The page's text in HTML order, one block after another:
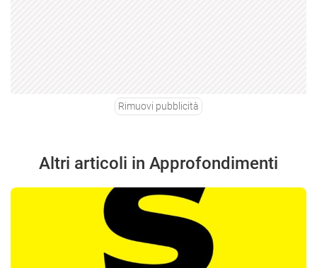
Rimuovi pubblicità
Altri articoli in Approfondimenti